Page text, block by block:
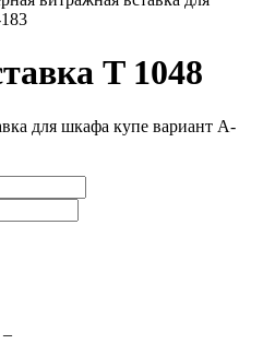
T 1048
для шкафа купе вариант A-
–